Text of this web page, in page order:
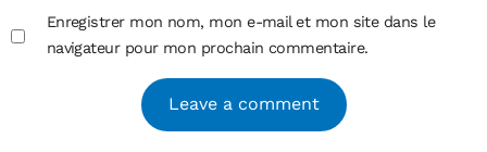
Enregistrer mon nom, mon e-mail et mon site dans le
navigateur pour mon prochain commentaire.